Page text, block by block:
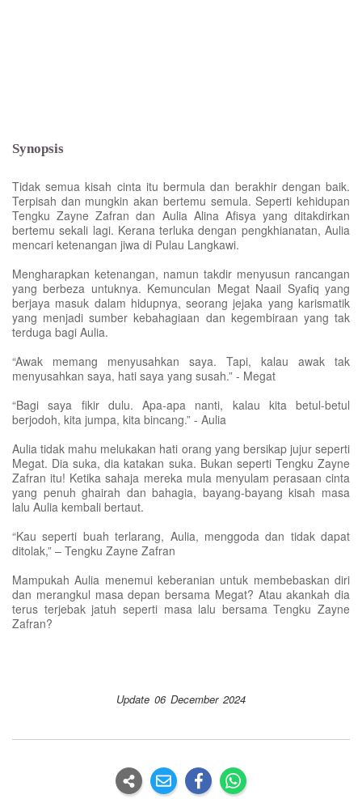
Synopsis
Tidak semua kisah cinta itu bermula dan berakhir dengan baik.
Terpisah dan mungkin akan bertemu semula. Seperti kehidupan
Tengku Zayne Zafran dan Aulia Alina Afisya yang ditakdirkan
bertemu sekali lagi. Kerana terluka dengan pengkhianatan, Aulia
mencari ketenangan jiwa di Pulau Langkawi.
Mengharapkan ketenangan, namun takdir menyusun rancangan
yang berbeza untuknya. Kemunculan Megat Naail Syafiq yang
berjaya masuk dalam hidupnya, seorang jejaka yang karismatik
yang menjadi sumber kebahagiaan dan kegembiraan yang tak
terduga bagi Aulia.
“Awak memang menyusahkan saya. Tapi, kalau awak tak
menyusahkan saya, hati saya yang susah.” - Megat
“Bagi saya fikir dulu. Apa-apa nanti, kalau kita betul-betul
berjodoh, kita jumpa, kita bincang.” - Aulia
Aulia tidak mahu melukakan hati orang yang bersikap jujur seperti
Megat. Dia suka, dia katakan suka. Bukan seperti Tengku Zayne
Zafran itu! Ketika sahaja mereka mula menyulam perasaan cinta
yang penuh ghairah dan bahagia, bayang-bayang kisah masa
lalu Aulia kembali bertaut.
“Kau seperti buah terlarang, Aulia, menggoda dan tidak dapat
ditolak,” – Tengku Zayne Zafran
Mampukah Aulia menemui keberanian untuk membebaskan diri
dan merangkul masa depan bersama Megat? Atau akankah dia
terus terjebak jatuh seperti masa lalu bersama Tengku Zayne
Zafran?
Update 06 December 2024